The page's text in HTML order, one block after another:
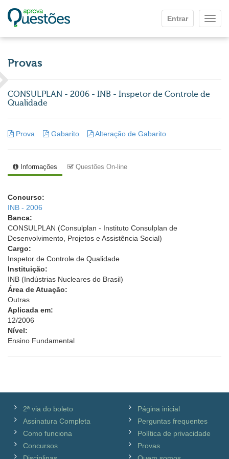
Entrar
Provas
CONSULPLAN - 2006 - INB - Inspetor de Controle de
Qualidade
Prova Gabarito Alteração de Gabarito
Informações Questões On-line
Concurso:
INB - 2006
Banca:
CONSULPLAN (Consulplan - Instituto Consulplan de
Desenvolvimento, Projetos e Assistência Social)
Cargo:
Inspetor de Controle de Qualidade
Instituição:
INB (Indústrias Nucleares do Brasil)
Área de Atuação:
Outras
Aplicada em:
12/2006
Nível:
Ensino Fundamental
2ª via do boleto
Assinatura Completa
Como funciona
Concursos
Página inicial
Perguntas frequentes
Política de privacidade
Provas